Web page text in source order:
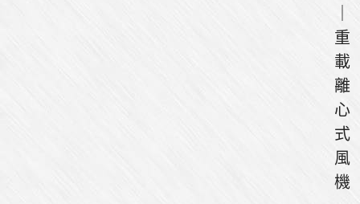
重
載
離
心
式
風
機